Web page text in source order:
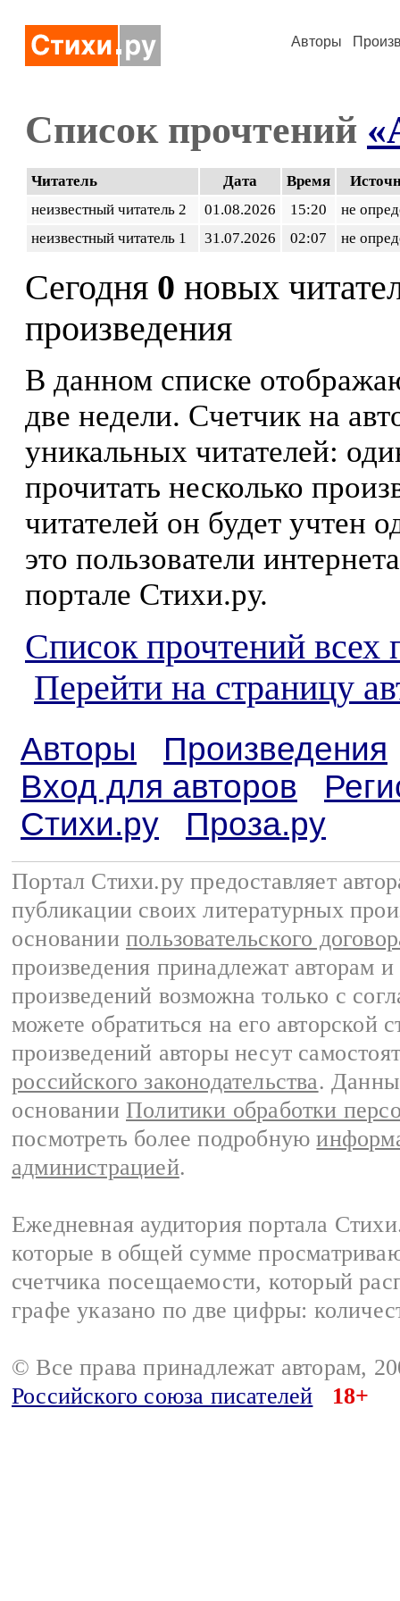
Авторы
Список прочтений
Читатель Дата Время
неизвестный читатель 2
01.08.2026 15:20
не
неизвестный читатель 1
31.07.2026 02:07 не
Сегодня 0 новых
произведения
В данном списке
две недели. Счетчик на
уникальных читателей:
прочитать несколько
читателей он будет учтен
это пользователи
портале Стихи.ру.
Список прочтений всех
Перейти на страницу
Авторы
Произведения
Вход для авторов
Стихи.ру
Проза.ру
Портал Стихи.ру предоставляет
публикации своих литературных
основании пользовательского
произведения принадлежат авторам
произведений возможна только с
можете обратиться на его авторской
произведений авторы несут
российского законодательства.
основании Политики обработки
посмотреть более подробную
администрацией.
Ежедневная аудитория портала
которые в общей сумме
счетчика посещаемости, который
графе указано по две цифры:
© Все права принадлежат авторам,
Российского союза писателей
18+